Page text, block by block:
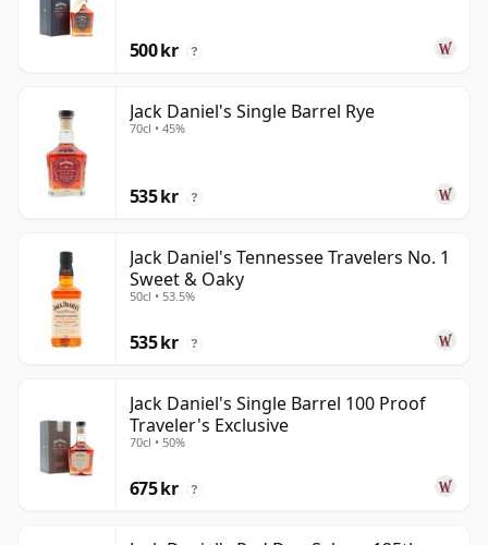
500 kr ?
Jack Daniel's Single Barrel Rye
70cl • 45%
535 kr ?
Jack Daniel's Tennessee Travelers No. 1
Sweet & Oaky
50cl • 53.5%
535 kr ?
Jack Daniel's Single Barrel 100 Proof
Traveler's Exclusive
70cl • 50%
675 kr ?